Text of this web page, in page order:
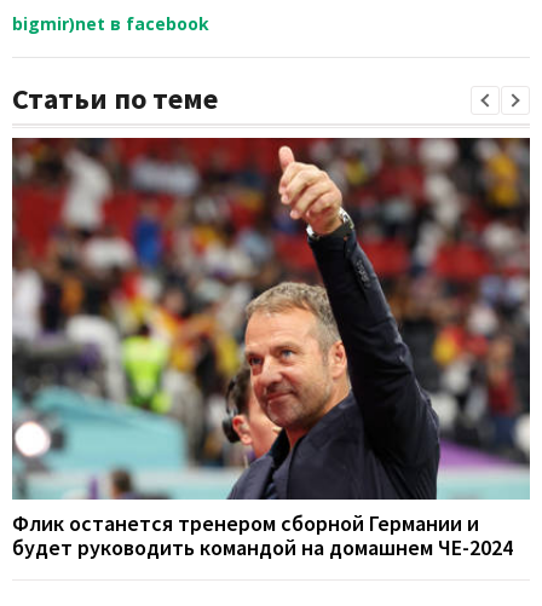
bigmir)net в facebook
Статьи по теме
Флик останется тренером сборной Германии и
будет руководить командой на домашнем ЧЕ-2024